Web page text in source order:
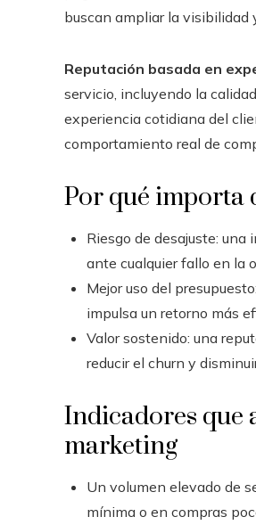
buscan ampliar la
Reputación basada en
servicio, incluyendo la
experiencia cotidiana del
comportamiento real de
Por qué importa
Riesgo de desajuste:
ante cualquier fallo en la
Mejor uso del
impulsa un retorno más
Valor sostenido: una
reducir el churn y
Indicadores que
marketing
Un volumen elevado de
mínima o en compras